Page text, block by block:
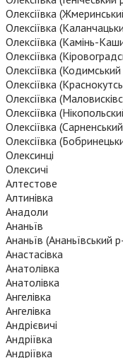
Олексіївка
Олексіївка
Олексіївка (Камінь-
Олексіївка
Олексіївка
Олексіївка
Олексіївка
Олексіївка
Олексіївка
Олексіївка
Олексинці
Олексичі
Алтестове
Алтинівка
Анадоли
Ананьїв
Ананьїв (Ананьївський
Анастасівка
Анатолівка
Анатолівка
Ангелівка
Ангелівка
Андрієвичі
Андріївка
Андріївка